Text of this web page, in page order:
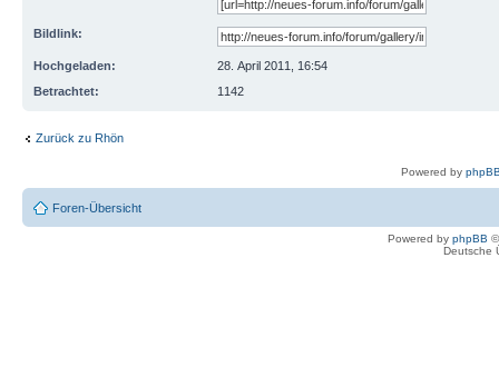
Bildlink:
Hochgeladen:
28. April 2011, 16:54
Betrachtet:
1142
Zurück zu Rhön
Powered by
Foren-Übersicht
Powered by phpBB
Deutsche